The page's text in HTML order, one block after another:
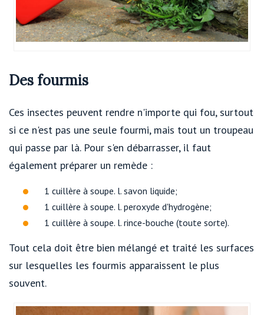
Des fourmis
Ces insectes peuvent rendre n'importe qui fou, surtout
si ce n'est pas une seule fourmi, mais tout un troupeau
qui passe par là. Pour s'en débarrasser, il faut
également préparer un remède :
1 cuillère à soupe. l. savon liquide;
1 cuillère à soupe. l. peroxyde d'hydrogène;
1 cuillère à soupe. l. rince-bouche (toute sorte).
Tout cela doit être bien mélangé et traité les surfaces
sur lesquelles les fourmis apparaissent le plus
souvent.